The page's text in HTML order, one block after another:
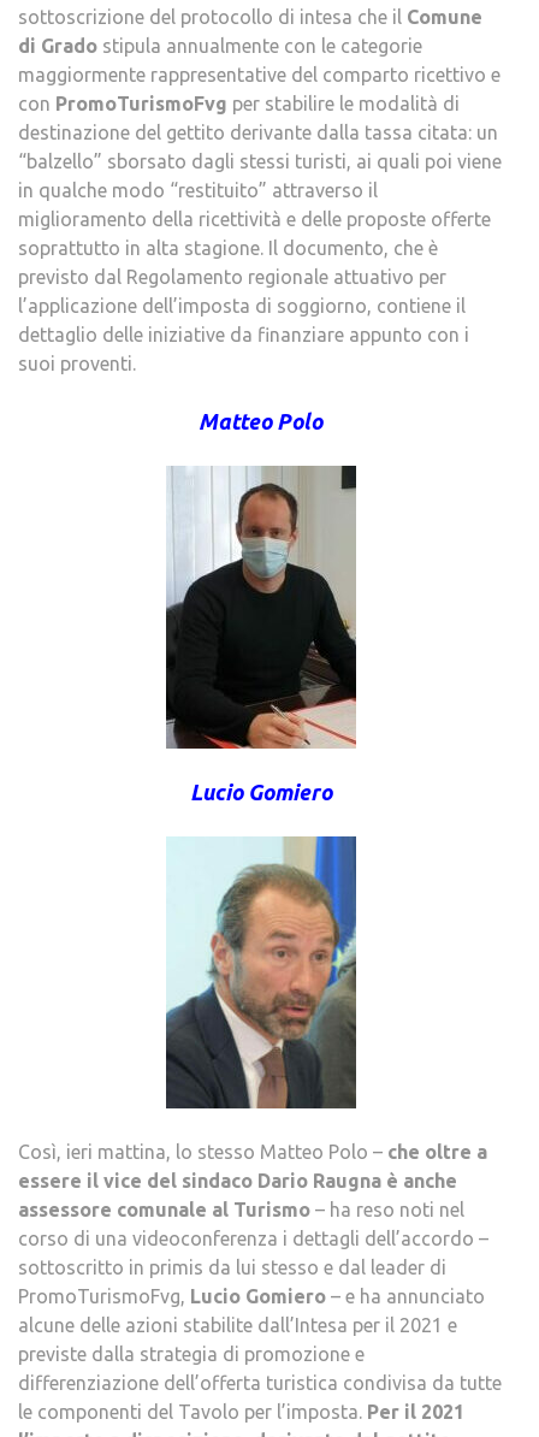
sottoscrizione del protocollo di intesa che il Comune
di Grado stipula annualmente con le categorie
maggiormente rappresentative del comparto ricettivo e
con PromoTurismoFvg per stabilire le modalità di
destinazione del gettito derivante dalla tassa citata: un
“balzello” sborsato dagli stessi turisti, ai quali poi viene
in qualche modo “restituito” attraverso il
miglioramento della ricettività e delle proposte offerte
soprattutto in alta stagione. Il documento, che è
previsto dal Regolamento regionale attuativo per
l’applicazione dell’imposta di soggiorno, contiene il
dettaglio delle iniziative da finanziare appunto con i
suoi proventi.
Matteo Polo
Lucio Gomiero
Così, ieri mattina, lo stesso Matteo Polo – che oltre a
essere il vice del sindaco Dario Raugna è anche
assessore comunale al Turismo – ha reso noti nel
corso di una videoconferenza i dettagli dell’accordo –
sottoscritto in primis da lui stesso e dal leader di
PromoTurismoFvg, Lucio Gomiero – e ha annunciato
alcune delle azioni stabilite dall’Intesa per il 2021 e
previste dalla strategia di promozione e
differenziazione dell’offerta turistica condivisa da tutte
le componenti del Tavolo per l’imposta. Per il 2021